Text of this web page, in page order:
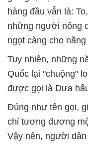
hàng đầu vẫn là:
những người nông
ngọt càng cho
Tuy nhiên, những
Quốc lại "chuộng"
được gọi là Dưa
Đúng như tên gọi,
chỉ tương đương
Vậy nên, người